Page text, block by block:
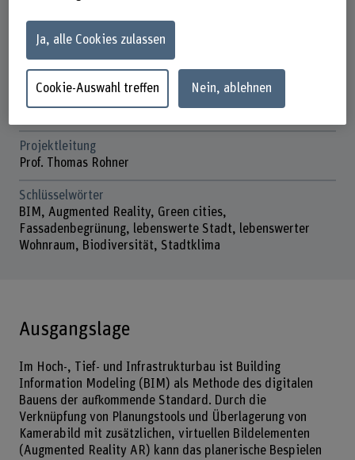
Förderorganisation
Projektleitung
Prof. Thomas Rohner
Schlüsselwörter
BIM, Augmented Reality, Green cities,
Fassadenbegrünung, lebenswerte Stadt, lebenswerter
Wohnraum, Biodiversität, Stadtklima
Ausgangslage
Im Hoch-, Tief- und Infrastrukturbau ist Building
Information Modeling (BIM) als Methode des digitalen
Bauens der aufkommende Standard. Durch die
Verknüpfung von Planungstools und Überlagerung von
Kamerabild mit zusätzlichen, virtuellen Bildelementen
(Augmented Reality AR) kann das planerische Bespielen
Ja, alle Cookies zulassen
Cookie-Auswahl treffen Nein, ablehnen